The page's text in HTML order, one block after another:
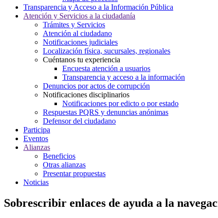
Transparencia y Acceso a la Información Pública
Atención y Servicios a la ciudadanía
Trámites y Servicios
Atención al ciudadano
Notificaciones judiciales
Localización física, sucursales, regionales
Cuéntanos tu experiencia
Encuesta atención a usuarios
Transparencia y acceso a la información
Denuncios por actos de corrupción
Notificaciones disciplinarios
Notificaciones por edicto o por estado
Respuestas PQRS y denuncias anónimas
Defensor del ciudadano
Participa
Eventos
Alianzas
Beneficios
Otras alianzas
Presentar propuestas
Noticias
Sobrescribir enlaces de ayuda a la